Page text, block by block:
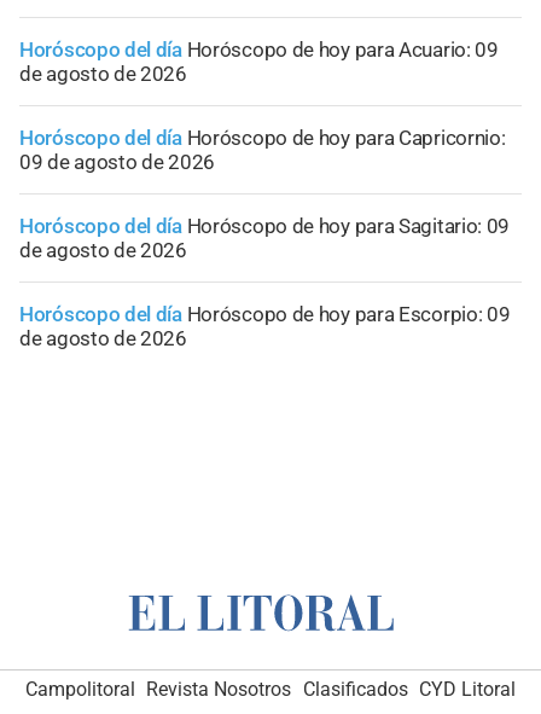
Horóscopo del día Horóscopo de hoy para Acuario: 09
de agosto de 2026
Horóscopo del día Horóscopo de hoy para Capricornio:
09 de agosto de 2026
Horóscopo del día Horóscopo de hoy para Sagitario: 09
de agosto de 2026
Horóscopo del día Horóscopo de hoy para Escorpio: 09
de agosto de 2026
Campolitoral Revista Nosotros Clasificados CYD Litoral